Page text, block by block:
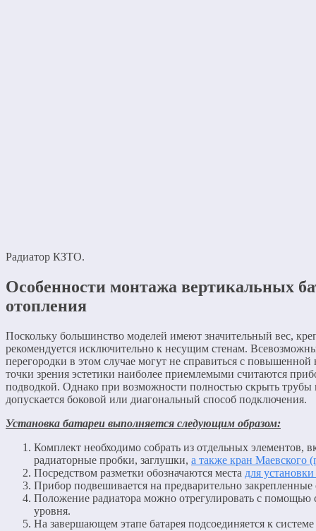
Радиатор КЗТО.
Особенности монтажа вертикальных
отопления
Поскольку большинство моделей имеют значительный вес,
рекомендуется исключительно к несущим стенам.
перегородки в этом случае могут не справиться с повышенной
точки зрения эстетики наиболее приемлемыми считаются
подводкой. Однако при возможности полностью скрыть трубы
допускается боковой или диагональный способ подключения.
Установка батареи выполняется следующим образом:
Комплект необходимо собрать из отдельных элементов,
радиаторные пробки, заглушки, а также кран Маевского
Посредством разметки обозначаются места для
Прибор подвешивается на предварительно
Положение радиатора можно отрегулировать с помощью
уровня.
На завершающем этапе батарея подсоединяется к